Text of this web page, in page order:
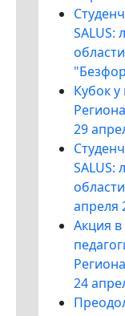
SALUS:
Кубок
29
SALUS:
апреля
Акция
24